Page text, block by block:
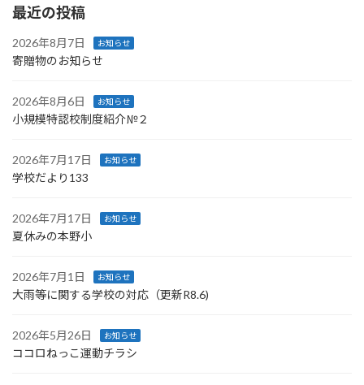
最近の投稿
2026年8月7日 お知らせ
寄贈物のお知らせ
2026年8月6日 お知らせ
小規模特認校制度紹介№２
2026年7月17日 お知らせ
学校だより133
2026年7月17日 お知らせ
夏休みの本野小
2026年7月1日 お知らせ
大雨等に関する学校の対応（更新R8.6)
2026年5月26日 お知らせ
ココロねっこ運動チラシ